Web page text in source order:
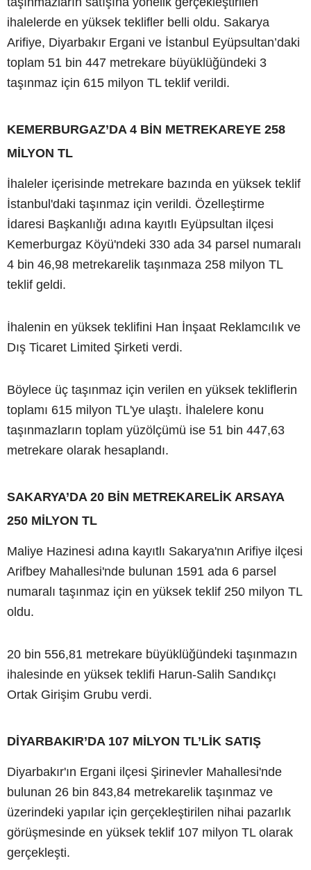
ihalelerde en yüksek teklifler belli oldu. Sakarya
Arifiye, Diyarbakır Ergani ve İstanbul Eyüpsultan’daki
toplam 51 bin 447 metrekare büyüklüğündeki 3
taşınmaz için 615 milyon TL teklif verildi.
KEMERBURGAZ’DA 4 BİN METREKAREYE 258
MİLYON TL
İhaleler içerisinde metrekare bazında en yüksek teklif
İstanbul'daki taşınmaz için verildi. Özelleştirme
İdaresi Başkanlığı adına kayıtlı Eyüpsultan ilçesi
Kemerburgaz Köyü'ndeki 330 ada 34 parsel numaralı
4 bin 46,98 metrekarelik taşınmaza 258 milyon TL
teklif geldi.
İhalenin en yüksek teklifini Han İnşaat Reklamcılık ve
Dış Ticaret Limited Şirketi verdi.
Böylece üç taşınmaz için verilen en yüksek tekliflerin
toplamı 615 milyon TL'ye ulaştı. İhalelere konu
taşınmazların toplam yüzölçümü ise 51 bin 447,63
metrekare olarak hesaplandı.
SAKARYA’DA 20 BİN METREKARELİK ARSAYA
250 MİLYON TL
Maliye Hazinesi adına kayıtlı Sakarya'nın Arifiye ilçesi
Arifbey Mahallesi'nde bulunan 1591 ada 6 parsel
numaralı taşınmaz için en yüksek teklif 250 milyon TL
oldu.
20 bin 556,81 metrekare büyüklüğündeki taşınmazın
ihalesinde en yüksek teklifi Harun-Salih Sandıkçı
Ortak Girişim Grubu verdi.
DİYARBAKIR’DA 107 MİLYON TL’LİK SATIŞ
Diyarbakır'ın Ergani ilçesi Şirinevler Mahallesi'nde
bulunan 26 bin 843,84 metrekarelik taşınmaz ve
üzerindeki yapılar için gerçekleştirilen nihai pazarlık
görüşmesinde en yüksek teklif 107 milyon TL olarak
gerçekleşti.